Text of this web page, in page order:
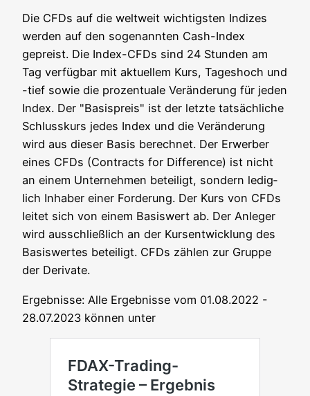
Die CFDs auf die welt­weit wich­tigs­ten Indi­zes
wer­den auf den soge­nann­ten Cash-Index
gepreist. Die Index-CFDs sind 24 Stun­den am
Tag ver­füg­bar mit aktu­el­lem Kurs, Tages­hoch und
-tief sowie die pro­zen­tua­le Ver­än­de­rung für jeden
Index. Der "Basis­preis" ist der letz­te tat­säch­li­che
Schluss­kurs jedes Index und die Ver­än­de­rung
wird aus die­ser Basis berech­net. Der Erwer­ber
eines CFDs (Con­tracts for Dif­fe­rence) ist nicht
an einem Unter­neh­men betei­ligt, son­dern ledig­
lich Inha­ber einer For­de­rung. Der Kurs von CFDs
lei­tet sich von einem Basis­wert ab. Der Anle­ger
wird aus­schließ­lich an der Kurs­ent­wick­lung des
Basis­wer­tes betei­ligt. CFDs zäh­len zur Grup­pe
der Derivate.
Ergeb­nis­se: Alle Ergeb­nis­se vom 01.08.2022 -
28.07.2023 kön­nen unter